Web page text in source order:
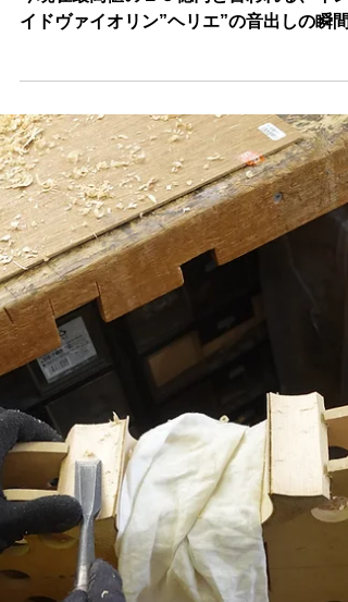
今現在最高値の２５億円と言われる、イン
イドヴァイオリン”ヘリエ”の音出しの瞬間
ある。ペグの穴あけ、ブリッジの装着、絃
G,D,A,Eの順につないでいく。この瞬間が
作家のワクワク感をゆする・・・。工房中
き渡る高音、朗朗たる響きの...